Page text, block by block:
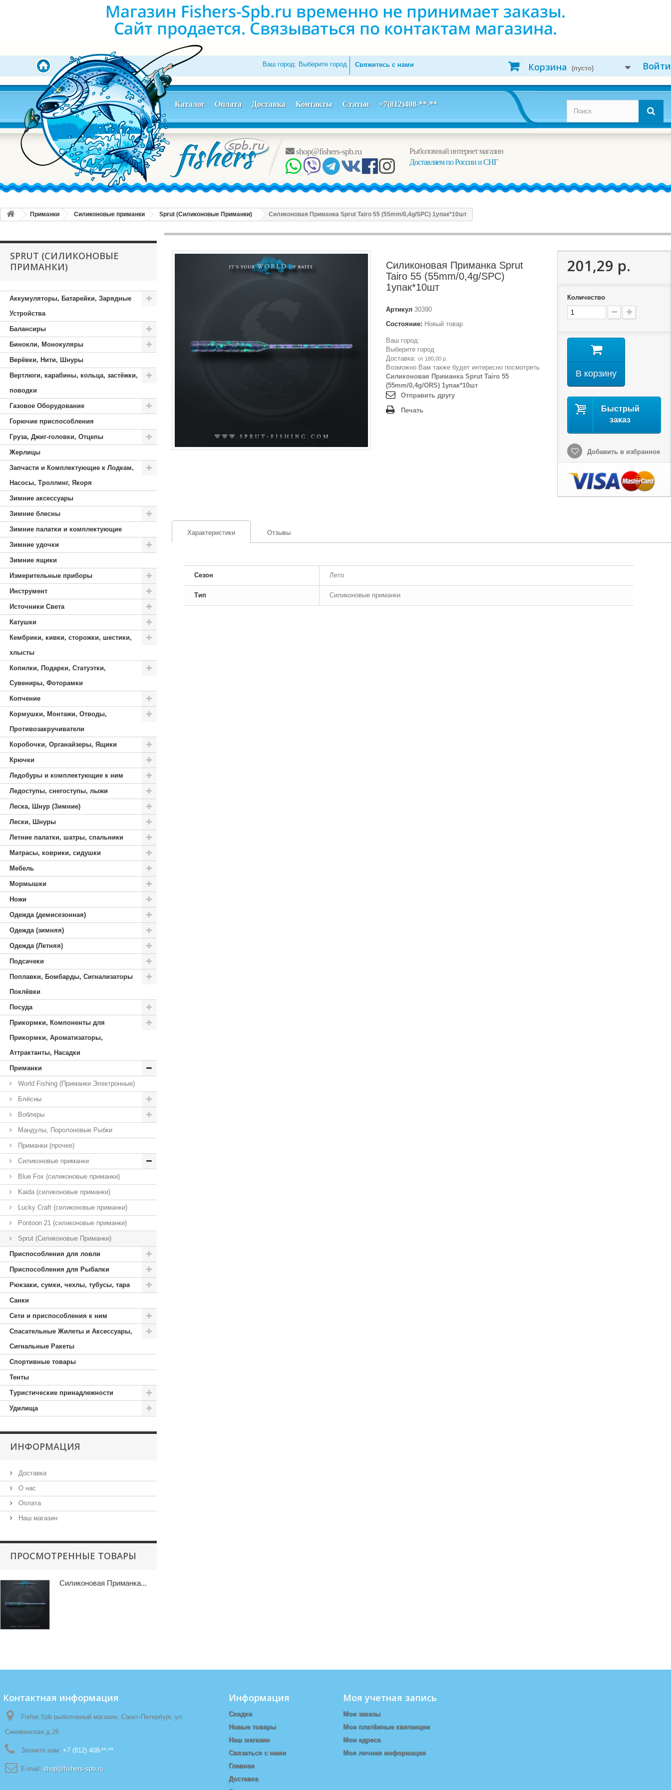
Войти
Корзина (пусто)
Свяжитесь с нами
Ваш город: Выберите город
Каталог Оплата Доставка Контакты Статьи +7(812)408-**-**
Рыболовный интернет магазин
Доставляем по России и СНГ
shop@fishers-spb.ru
Приманки Силиконовые приманки Sprut (Силиконовые Приманки) Силиконовая Приманка Sprut Tairo 55 (55mm/0,4g/SPC) 1упак*10шт
SPRUT (СИЛИКОНОВЫЕ
ПРИМАНКИ)
Аккумуляторы, Батарейки, Зарядные
Устройства
Балансиры
Бинокли, Монокуляры
Верёвки, Нити, Шнуры
Вертлюги, карабины, кольца, застёжки,
поводки
Газовое Оборудование
Горючие приспособления
Груза, Джиг-головки, Отцепы
Жерлицы
Запчасти и Комплектующие к Лодкам,
Насосы, Троллинг, Якоря
Зимние аксессуары
Зимние блесны
Зимние палатки и комплектующие
Зимние удочки
Зимние ящики
Измерительные приборы
Инструмент
Источники Света
Катушки
Кембрики, кивки, сторожки, шестики,
хлысты
Копилки, Подарки, Статуэтки,
Сувениры, Фоторамки
Копчение
Кормушки, Монтажи, Отводы,
Противозакручиватели
Коробочки, Органайзеры, Ящики
Крючки
Ледобуры и комплектующие к ним
Ледоступы, снегоступы, лыжи
Леска, Шнур (Зимние)
Лески, Шнуры
Летние палатки, шатры, спальники
Матрасы, коврики, сидушки
Мебель
Мормышки
Ножи
Одежда (демисезонная)
Одежда (зимняя)
Одежда (Летняя)
Подсачеки
Поплавки, Бомбарды, Сигнализаторы
Поклёвки
Посуда
Прикормки, Компоненты для
Прикормки, Ароматизаторы,
Аттрактанты, Насадки
Приманки
World Fishing (Приманки Электронные)
Блёсны
Воблеры
Мандулы, Поролоновые Рыбки
Приманки (прочее)
Силиконовые приманки
Blue Fox (силиконовые приманки)
Kaida (cиликоновые приманки)
Lucky Craft (cиликоновые приманки)
Pontoon 21 (cиликоновые приманки)
Sprut (Силиконовые Приманки)
Приспособления для ловли
Приспособления для Рыбалки
Рюкзаки, сумки, чехлы, тубусы, тара
Санки
Сети и приспособления к ним
Спасательные Жилеты и Аксессуары,
Сигнальные Ракеты
Спортивные товары
Тенты
Туристические принадлежности
Удилища
ИНФОРМАЦИЯ
Доставка
О нас
Оплата
Наш магазин
ПРОСМОТРЕННЫЕ ТОВАРЫ
Силиконовая Приманка...
Силиконовая Приманка Sprut
Tairo 55 (55mm/0,4g/SPC)
1упак*10шт
Артикул 30390
Состояние: Новый товар
Ваш город:
Выберите город
Доставка: от 180,00 р.
Возможно Вам также будет интересно посмотреть
Силиконовая Приманка Sprut Tairo 55
(55mm/0,4g/ORS) 1упак*10шт
Отправить другу
Печать
201,29 р.
Количество
В корзину
Быстрый
заказ
Добавить в избранное
Характеристики Отзывы
Сезон Лето
Тип Силиконовые приманки
Контактная информация
Fisher.Spb рыболовный магазин, Санкт-Петербург, ул.
Синявинская д.26
Звоните нам: +7 (812) 408-**-**
E-mail: shop@fishers-spb.ru
Информация
Скидки
Новые товары
Наш магазин
Связаться с нами
Главная
Доставка
Моя учетная запись
Мои заказы
Мои платёжные квитанции
Мои адреса
Моя личная информация